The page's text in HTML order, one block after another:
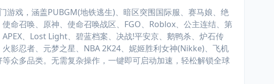
戏，涵盖PUBGM(地铁逃生)、暗区突围国际服、赛马娘、绝
命召唤、原神、使命召唤战区、FGO、Roblox、公主连结、第
、Lost Light、碧蓝档案、决战!平安京、鹅鸭杀、炉石传
影忍者、元梦之星、NBA 2K24、妮姬胜利女神(Nikke)、飞机
众多品类。无需复杂操作，一键即可启动加速，轻松解锁全球